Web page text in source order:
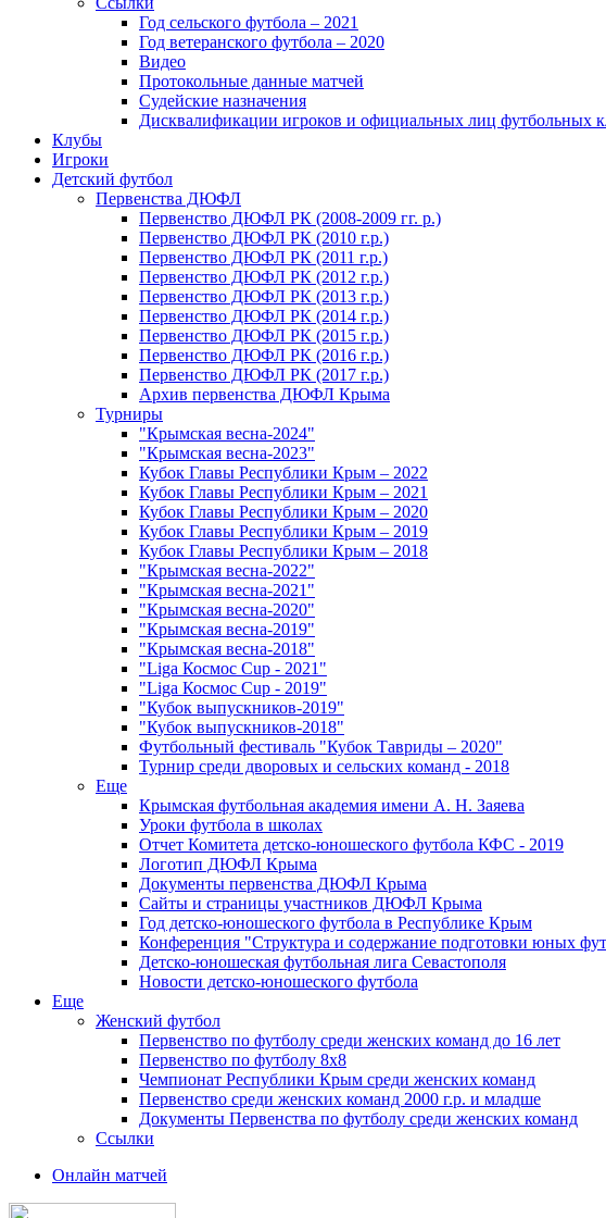
Год сельского футбола – 2021
Год ветеранского футбола – 2020
Видео
Протокольные данные матчей
Судейские назначения
Дисквалификации игроков и официальных лиц футбольных
Клубы
Игроки
Детский футбол
Первенства ДЮФЛ
Первенство ДЮФЛ РК (2008-2009 гг. р.)
Первенство ДЮФЛ РК (2010 г.р.)
Первенство ДЮФЛ РК (2011 г.р.)
Первенство ДЮФЛ РК (2012 г.р.)
Первенство ДЮФЛ РК (2013 г.р.)
Первенство ДЮФЛ РК (2014 г.р.)
Первенство ДЮФЛ РК (2015 г.р.)
Первенство ДЮФЛ РК (2016 г.р.)
Первенство ДЮФЛ РК (2017 г.р.)
Архив первенства ДЮФЛ Крыма
Турниры
"Крымская весна-2024"
"Крымская весна-2023"
Кубок Главы Республики Крым – 2022
Кубок Главы Республики Крым – 2021
Кубок Главы Республики Крым – 2020
Кубок Главы Республики Крым – 2019
Кубок Главы Республики Крым – 2018
"Крымская весна-2022"
"Крымская весна-2021"
"Крымская весна-2020"
"Крымская весна-2019"
"Крымская весна-2018"
"Liga Космос Cup - 2021"
"Liga Космос Cup - 2019"
"Кубок выпускников-2019"
"Кубок выпускников-2018"
Футбольный фестиваль "Кубок Тавриды – 2020"
Турнир среди дворовых и сельских команд - 2018
Еще
Крымская футбольная академия имени А. Н. Заяева
Уроки футбола в школах
Отчет Комитета детско-юношеского футбола КФС - 2019
Логотип ДЮФЛ Крыма
Документы первенства ДЮФЛ Крыма
Сайты и страницы участников ДЮФЛ Крыма
Год детско-юношеского футбола в Республике Крым
Конференция "Структура и содержание подготовки юных
Детско-юношеская футбольная лига Севастополя
Новости детско-юношеского футбола
Еще
Женский футбол
Первенство по футболу среди женских команд до 16 лет
Первенство по футболу 8х8
Чемпионат Республики Крым среди женских команд
Первенство среди женских команд 2000 г.р. и младше
Документы Первенства по футболу среди женских команд
Ссылки
Онлайн матчей